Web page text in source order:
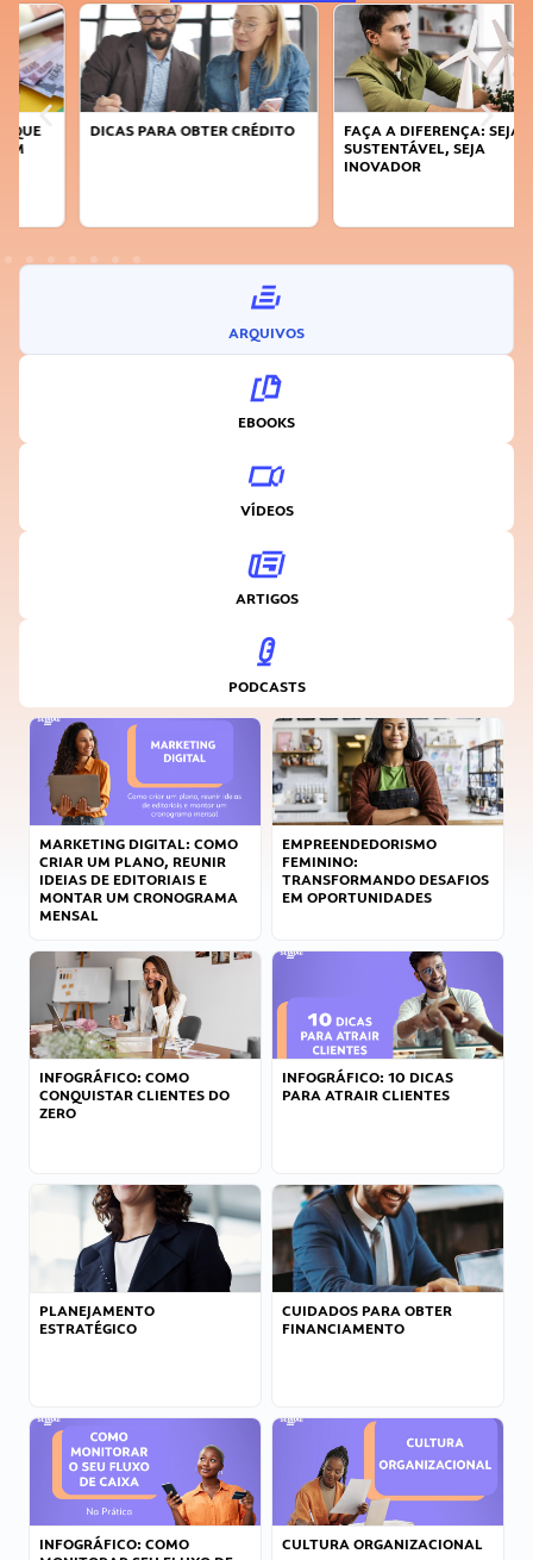
DICAS PARA OBTER CRÉDITO
FAÇA A DIFERENÇA: SEJA
SUSTENTÁVEL, SEJA
INOVADOR
ARQUIVOS
EBOOKS
VÍDEOS
ARTIGOS
PODCASTS
MARKETING DIGITAL: COMO
CRIAR UM PLANO, REUNIR
IDEIAS DE EDITORIAIS E
MONTAR UM CRONOGRAMA
MENSAL
EMPREENDEDORISMO
FEMININO:
TRANSFORMANDO DESAFIOS
EM OPORTUNIDADES
INFOGRÁFICO: COMO
CONQUISTAR CLIENTES DO
ZERO
INFOGRÁFICO: 10 DICAS
PARA ATRAIR CLIENTES
PLANEJAMENTO
ESTRATÉGICO
CUIDADOS PARA OBTER
FINANCIAMENTO
INFOGRÁFICO: COMO
CULTURA ORGANIZACIONAL